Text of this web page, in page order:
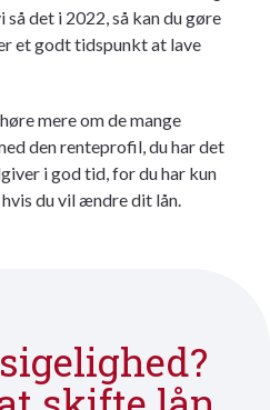
det i 2022, så kan du gøre
et godt tidspunkt at lave
mere om de mange
den renteprofil, du har det
i god tid, for du har kun
du vil ændre dit lån.